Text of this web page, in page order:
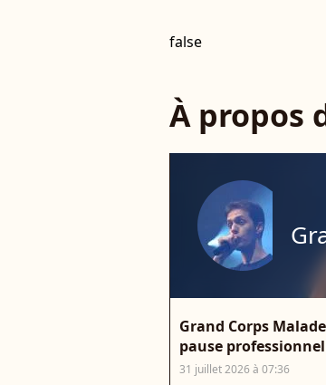
false
À propos
Grand Corps
pause
31 juillet 2026 à 07:36